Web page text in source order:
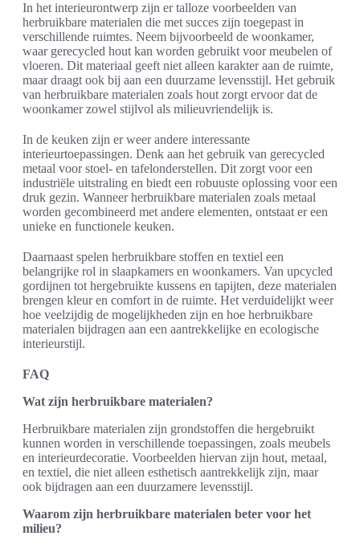
In het interieurontwerp zijn er talloze voorbeelden van
herbruikbare materialen die met succes zijn toegepast in
verschillende ruimtes. Neem bijvoorbeeld de woonkamer,
waar gerecycled hout kan worden gebruikt voor meubelen of
vloeren. Dit materiaal geeft niet alleen karakter aan de ruimte,
maar draagt ook bij aan een duurzame levensstijl. Het gebruik
van herbruikbare materialen zoals hout zorgt ervoor dat de
woonkamer zowel stijlvol als milieuvriendelijk is.
In de keuken zijn er weer andere interessante
interieurtoepassingen. Denk aan het gebruik van gerecycled
metaal voor stoel- en tafelonderstellen. Dit zorgt voor een
industriële uitstraling en biedt een robuuste oplossing voor een
druk gezin. Wanneer herbruikbare materialen zoals metaal
worden gecombineerd met andere elementen, ontstaat er een
unieke en functionele keuken.
Daarnaast spelen herbruikbare stoffen en textiel een
belangrijke rol in slaapkamers en woonkamers. Van upcycled
gordijnen tot hergebruikte kussens en tapijten, deze materialen
brengen kleur en comfort in de ruimte. Het verduidelijkt weer
hoe veelzijdig de mogelijkheden zijn en hoe herbruikbare
materialen bijdragen aan een aantrekkelijke en ecologische
interieurstijl.
FAQ
Wat zijn herbruikbare materialen?
Herbruikbare materialen zijn grondstoffen die hergebruikt
kunnen worden in verschillende toepassingen, zoals meubels
en interieurdecoratie. Voorbeelden hiervan zijn hout, metaal,
en textiel, die niet alleen esthetisch aantrekkelijk zijn, maar
ook bijdragen aan een duurzamere levensstijl.
Waarom zijn herbruikbare materialen beter voor het
milieu?